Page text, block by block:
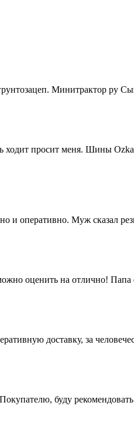
Минитрактор ру
просит меня. Шины
и оперативно. Муж сказал
оценить на отлично! Папа
доставку, за
буду